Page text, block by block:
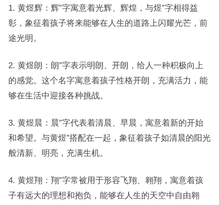
1. 黄煜辉：辉”字寓意着光辉、辉煌，与煜”字相得益
彰，象征着孩子将来能够在人生的道路上闪耀光芒，前
途光明。
2. 黄煜朗：朗”字表示明朗、开朗，给人一种积极向上
的感觉。这个名字寓意着孩子性格开朗，充满活力，能
够在生活中迎接各种挑战。
3. 黄煜晨：晨”字代表着清晨、早晨，寓意着新的开始
和希望。与黄煜”搭配在一起，象征着孩子如清晨的阳光
般清新、明亮，充满生机。
4. 黄煜翔：翔”字常被用于形容飞翔、翱翔，寓意着孩
子有远大的理想和抱负，能够在人生的天空中自由翱